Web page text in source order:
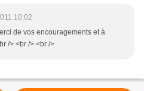
10:02
de vos encouragements et à
/> <br /> <br />